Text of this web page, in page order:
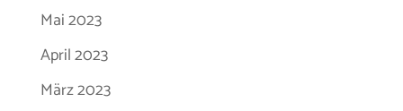
Mai 2023
April 2023
März 2023